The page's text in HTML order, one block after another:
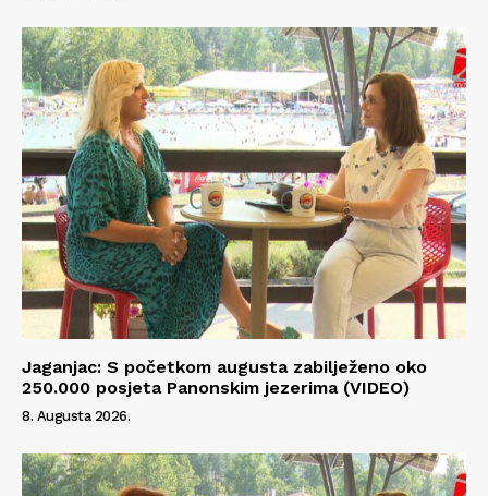
Jaganjac: S početkom augusta zabilježeno oko
250.000 posjeta Panonskim jezerima (VIDEO)
8. Augusta 2026.